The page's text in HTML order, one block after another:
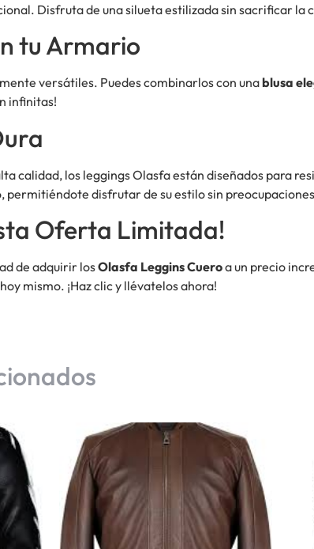
Disfruta de una silueta estilizada sin sacrificar la
tu Armario
versátiles. Puedes combinarlos con unablusa
infinitas!
calidad, los leggings Olasfa están diseñados para
permitiéndote disfrutar de su estilo sin
Oferta Limitada!
de adquirir losOlasfa Leggins Cueroa un precio
mismo. ¡Haz clic y llévatelos ahora!